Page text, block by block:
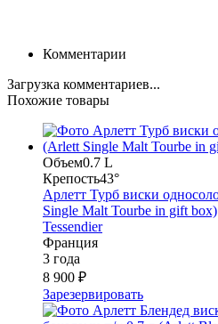
Комментарии
Загрузка комментариев...
Похожие товары
Объем0.7 L
Крепость43°
Арлетт Турб виски
Single Malt Tourbe in gift box)
Tessendier
Франция
3 года
8 900 ₽
Зарезервировать